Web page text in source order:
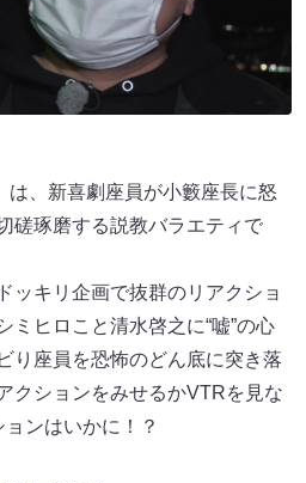
は、新喜劇座員が小籔座長に怒
磋琢磨する説教バラエティで
ッキリ企画で抜群のリアクショ
ミヒロこと清水啓之に“嘘”の心
り座員を恐怖のどん底に突き落
クションをみせるかVTRを見な
ョンはいかに！？